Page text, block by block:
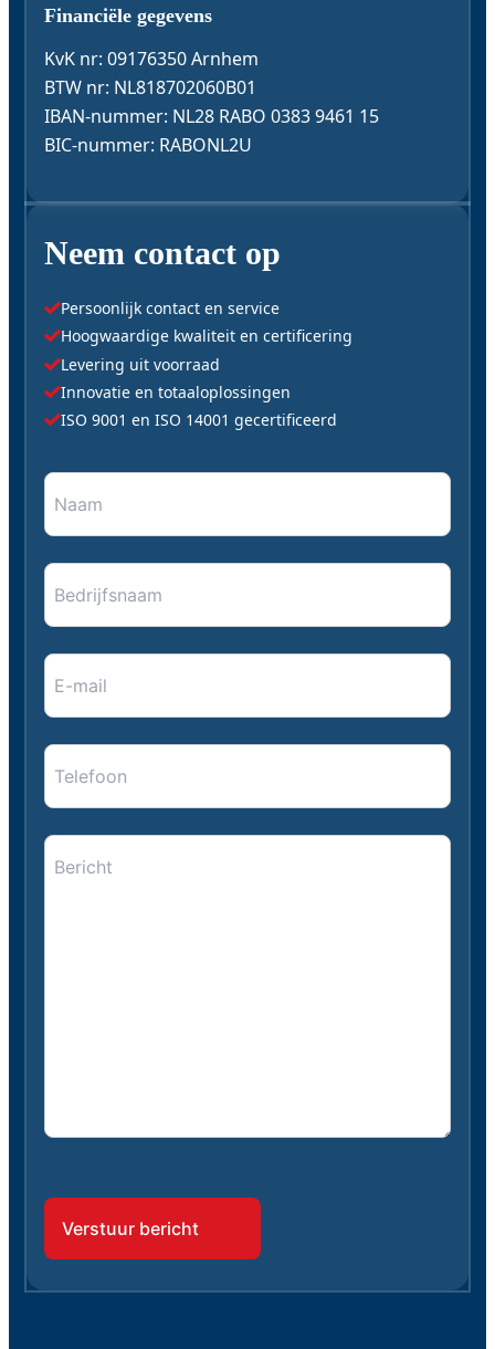
CAPTCHA
Financiële gegevens
KvK nr: 09176350 Arnhem
BTW nr: NL818702060B01
IBAN-nummer: NL28 RABO 0383 9461 15
BIC-nummer: RABONL2U
Neem contact op
Persoonlijk contact en service
Hoogwaardige kwaliteit en certificering
Levering uit voorraad
Innovatie en totaaloplossingen
ISO 9001 en ISO 14001 gecertificeerd
"Naam
*
Bedrijfsnaam
E-
mail
**
Telefoon
Bericht
*